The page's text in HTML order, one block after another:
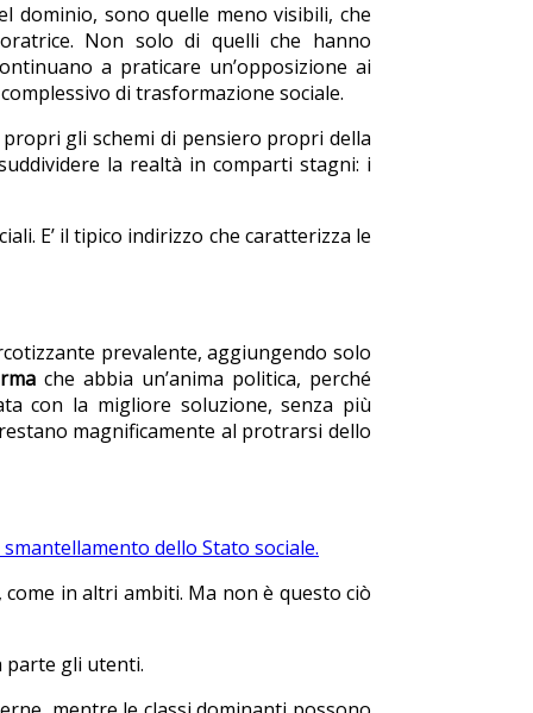
dominio, sono quelle meno visibili, che
Non solo di quelli che hanno
a praticare un’opposizione ai
di trasformazione sociale.
gli schemi di pensiero propri della
la realtà in comparti stagni: i
E’ il tipico indirizzo che caratterizza le
prevalente, aggiungendo solo
che abbia un’anima politica, perché
con la migliore soluzione, senza più
magnificamente al protrarsi dello
dello Stato sociale.
in altri ambiti. Ma non è questo ciò
parte gli utenti.